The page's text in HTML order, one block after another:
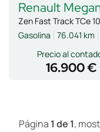
Renault
Zen Fast Track TCe
Gasolina
76.041 km
Precio al
16.900 €
Página 1 de 1,